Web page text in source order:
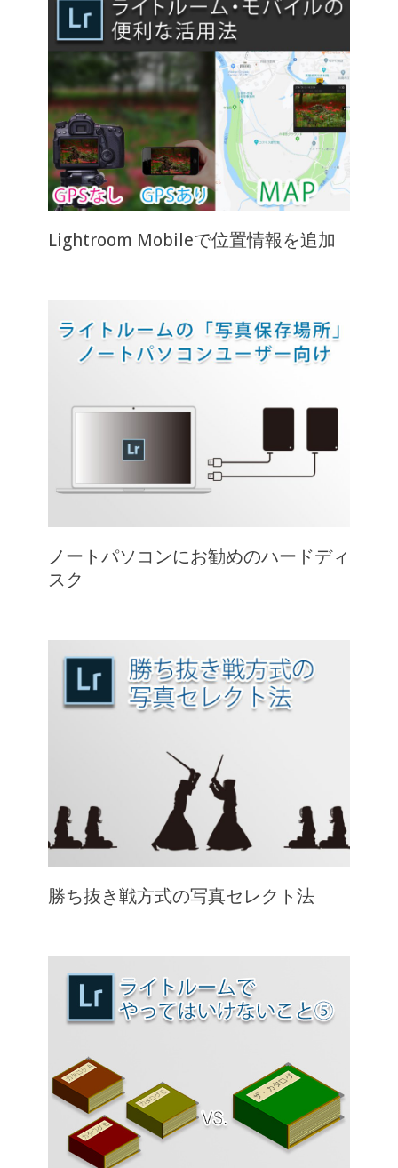
Lightroom Mobileで位置情報を追加
ノートパソコンにお勧めのハードディ
スク
勝ち抜き戦方式の写真セレクト法